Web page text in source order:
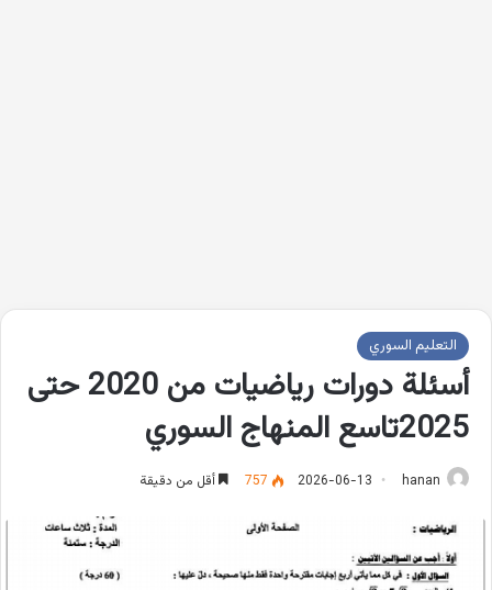
التعليم السوري
أسئلة دورات رياضيات من 2020 حتى
2025تاسع المنهاج السوري
hanan
2026-06-13
757 أقل من دقيقة